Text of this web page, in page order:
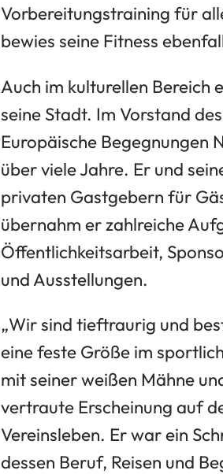
Vorbereitungstraining für
bewies seine Fitness
Auch im kulturellen Bereich
seine Stadt. Im Vorstand
Europäische Begegnungen
über viele Jahre. Er und
privaten Gastgebern für
übernahm er zahlreiche
Öffentlichkeitsarbeit,
und Ausstellungen.
„Wir sind tieftraurig und
eine feste Größe im
mit seiner weißen Mähne
vertraute Erscheinung auf
Vereinsleben. Er war ein
dessen Beruf, Reisen und